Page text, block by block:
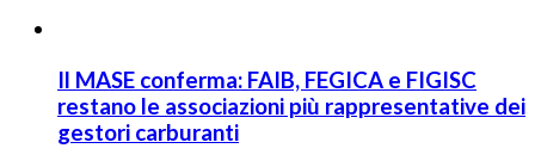
Il MASE conferma: FAIB, FEGICA e FIGISC
restano le associazioni più rappresentative dei
gestori carburanti